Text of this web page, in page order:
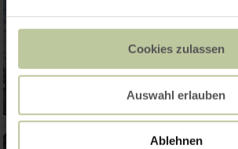
Cookies zulassen
Auswahl erlauben
Ablehnen